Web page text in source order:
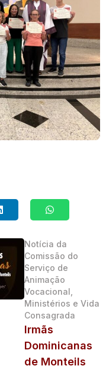
Notícia da
Comissão do
Serviço de
Animação
Vocacional,
Ministérios e Vida
Consagrada
Irmãs
Dominicanas
de Monteils